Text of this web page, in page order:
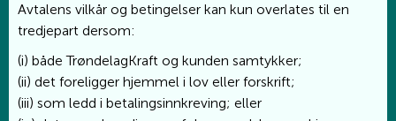
Avtalens vilkår og betingelser kan kun overlates til en
tredjepart dersom:
(i) både TrøndelagKraft og kunden samtykker;
(ii) det foreligger hjemmel i lov eller forskrift;
(iii) som ledd i betalingsinnkreving; eller